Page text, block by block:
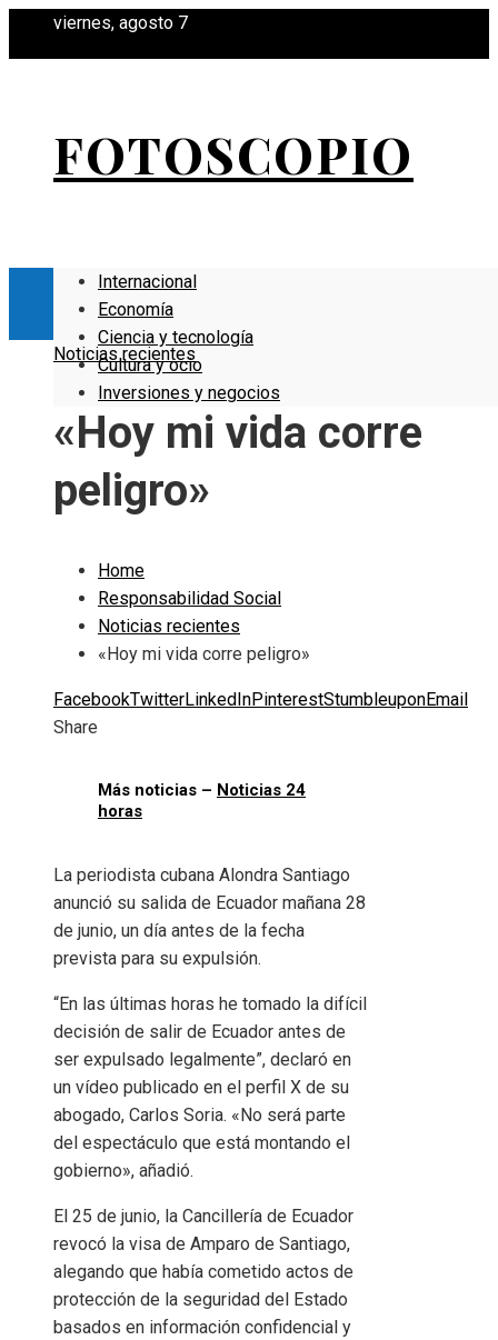
viernes, agosto 7
FOTOSCOPIO
Internacional
Economía
Ciencia y tecnología
Cultura y ocio
Inversiones y negocios
Noticias recientes
«Hoy mi vida corre
peligro»
Home
Responsabilidad Social
Noticias recientes
«Hoy mi vida corre peligro»
FacebookTwitterLinkedInPinterestStumbleuponEmail
Share
Más noticias – Noticias 24
horas
La periodista cubana Alondra Santiago
anunció su salida de Ecuador mañana 28
de junio, un día antes de la fecha
prevista para su expulsión.
“En las últimas horas he tomado la difícil
decisión de salir de Ecuador antes de
ser expulsado legalmente”, declaró en
un vídeo publicado en el perfil X de su
abogado, Carlos Soria. «No será parte
del espectáculo que está montando el
gobierno», añadió.
El 25 de junio, la Cancillería de Ecuador
revocó la visa de Amparo de Santiago,
alegando que había cometido actos de
protección de la seguridad del Estado
basados ​​en información confidencial y